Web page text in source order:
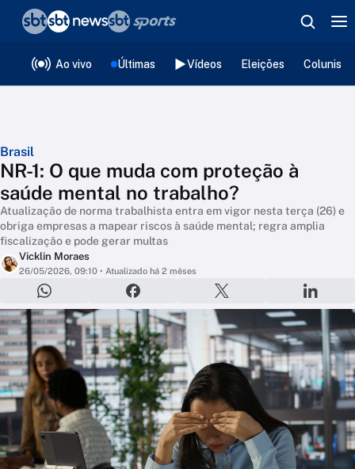
Ao vivo Últimas Vídeos Eleições
Brasil
NR-1: O que muda com proteção à
saúde mental no trabalho?
Atualização de norma trabalhista entra em vigor nesta terça (26) e
obriga empresas a mapear riscos à saúde mental; regra amplia
fiscalização e pode gerar multas
Vicklin Moraes
26/05/2026, 09:10 • Atualizado há 2 mêses
❮voltar
Editorias